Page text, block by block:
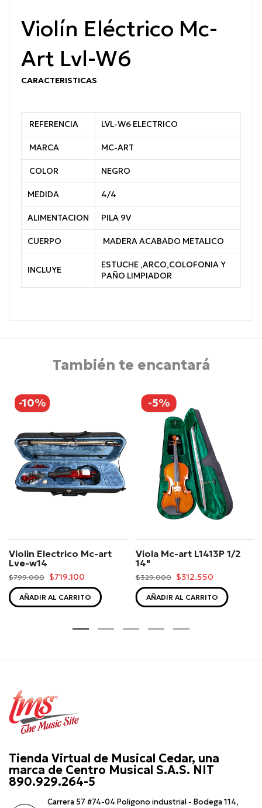
Violín Eléctrico Mc-
Art Lvl-W6
CARACTERISTICAS
REFERENCIA LVL-W6 ELECTRICO
MARCA MC-ART
COLOR NEGRO
MEDIDA 4/4
ALIMENTACION PILA 9V
CUERPO MADERA ACABADO METALICO
INCLUYE
ESTUCHE ,ARCO,COLOFONIA Y
PAÑO LIMPIADOR
También te encantará
-10%
Violin Electrico Mc-art
Lve-w14
$799.000 $719.100
AÑADIR AL CARRITO
-5%
Viola Mc-art L1413P 1/2
14"
$329.000 $312.550
AÑADIR AL CARRITO
Tienda Virtual de Musical Cedar, una
marca de Centro Musical S.A.S. NIT
890.929.264-5
Carrera 57 #74-04 Poligono industrial - Bodega 114,